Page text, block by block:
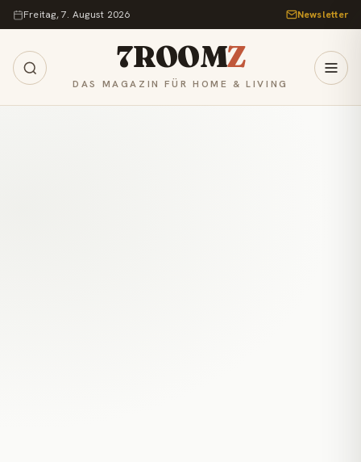
Zum Inhalt springen
Freitag, 7. August 2026 Newsletter
7ROOMZ
DAS MAGAZIN FÜR HOME & LIVING